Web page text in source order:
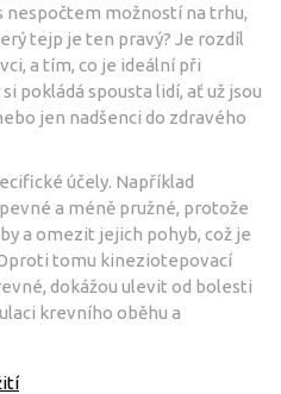
nespočtem možností na trhu,
tejp je ten pravý? Je rozdíl
a tím, co je ideální při
pokládá spousta lidí, ať už jsou
jen nadšenci do zdravého
účely. Například
a méně pružné, protože
a omezit jejich pohyb, což je
tomu kineziotepovací
dokážou ulevit od bolesti
krevního oběhu a